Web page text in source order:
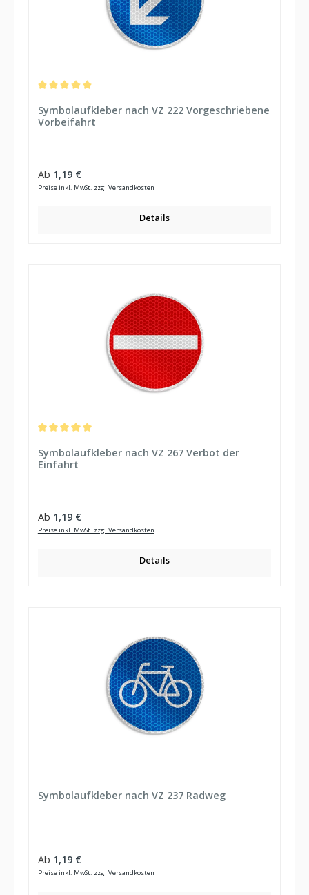
Symbolaufkleber nach VZ 222 Vorgeschriebene
Vorbeifahrt
Regulärer Preis:
Ab 1,19 €
Preise inkl. MwSt. zzgl Versandkosten
Details
Symbolaufkleber nach VZ 267 Verbot der
Einfahrt
Regulärer Preis:
Ab 1,19 €
Preise inkl. MwSt. zzgl Versandkosten
Details
Symbolaufkleber nach VZ 237 Radweg
Regulärer Preis:
Ab 1,19 €
Preise inkl. MwSt. zzgl Versandkosten